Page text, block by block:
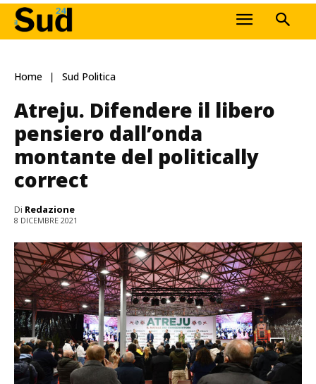
Home Sud Politica
Atreju. Difendere il libero
pensiero dall’onda
montante del politically
correct
Di Redazione
8 DICEMBRE 2021